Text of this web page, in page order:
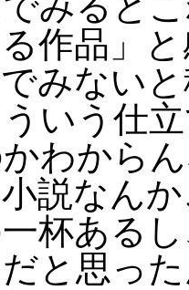
る作品」
みない
いう仕
わから
小説なん
杯ある
と思っ